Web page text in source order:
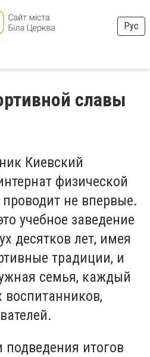
Рус
славы
Киевский
физической
проводит не впервые.
учебное заведение
десятков лет, имея
традиции, и
семья, каждый
воспитанников,
итогов